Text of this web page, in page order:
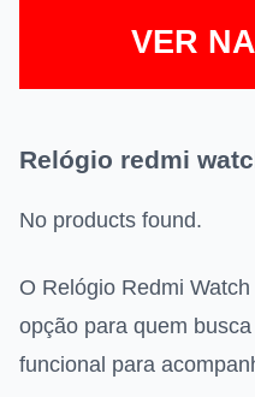
VER
Relógio redmi
No products found.
O Relógio Redmi
opção para quem
funcional para